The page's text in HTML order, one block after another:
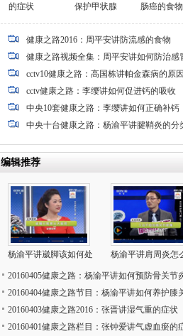
的症状
保护甲状腺
肠癌的食物
健康之路2016：周平安讲防流感的食物
健康之路视频全集：周平安讲如何防治感
cctv10健康之路：高国栋讲帕金森病的原因
cctv健康之路：李缨讲如何促进钙的吸收
中央10套健康之路：李缨讲如何正确补钙
中央十台健康之路：杨渝平讲腱鞘炎的分
编辑推荐
杨渝平讲崴脚该如何处 杨渝平讲肩周炎怎
20160405健康之路：杨渝平讲如何预防骨关节
20160404健康之路节目：杨渝平讲如何养护膝
20160403健康之路2016：张晋讲湿气重的症状
20160401健康之路栏目：张钟爱讲气虚血瘀的